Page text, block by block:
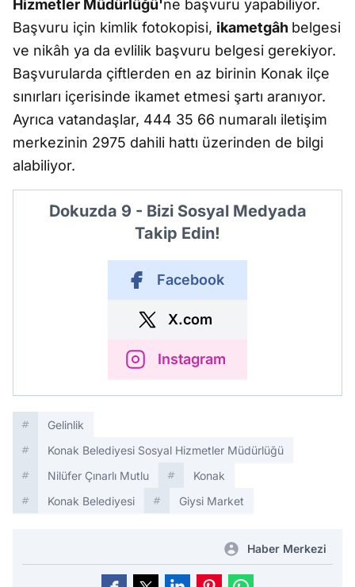
Hizmetler Müdürlüğü'ne başvuru yapabiliyor.
Başvuru için kimlik fotokopisi, ikametgâh belgesi
ve nikâh ya da evlilik başvuru belgesi gerekiyor.
Başvurularda çiftlerden en az birinin Konak ilçe
sınırları içerisinde ikamet etmesi şartı aranıyor.
Ayrıca vatandaşlar, 444 35 66 numaralı iletişim
merkezinin 2975 dahili hattı üzerinden de bilgi
alabiliyor.
Dokuzda 9 - Bizi Sosyal Medyada
Takip Edin!
Facebook
X.com
Instagram
Gelinlik
Konak Belediyesi Sosyal Hizmetler Müdürlüğü
Nilüfer Çınarlı Mutlu
Konak
Konak Belediyesi
Giysi Market
Haber Merkezi